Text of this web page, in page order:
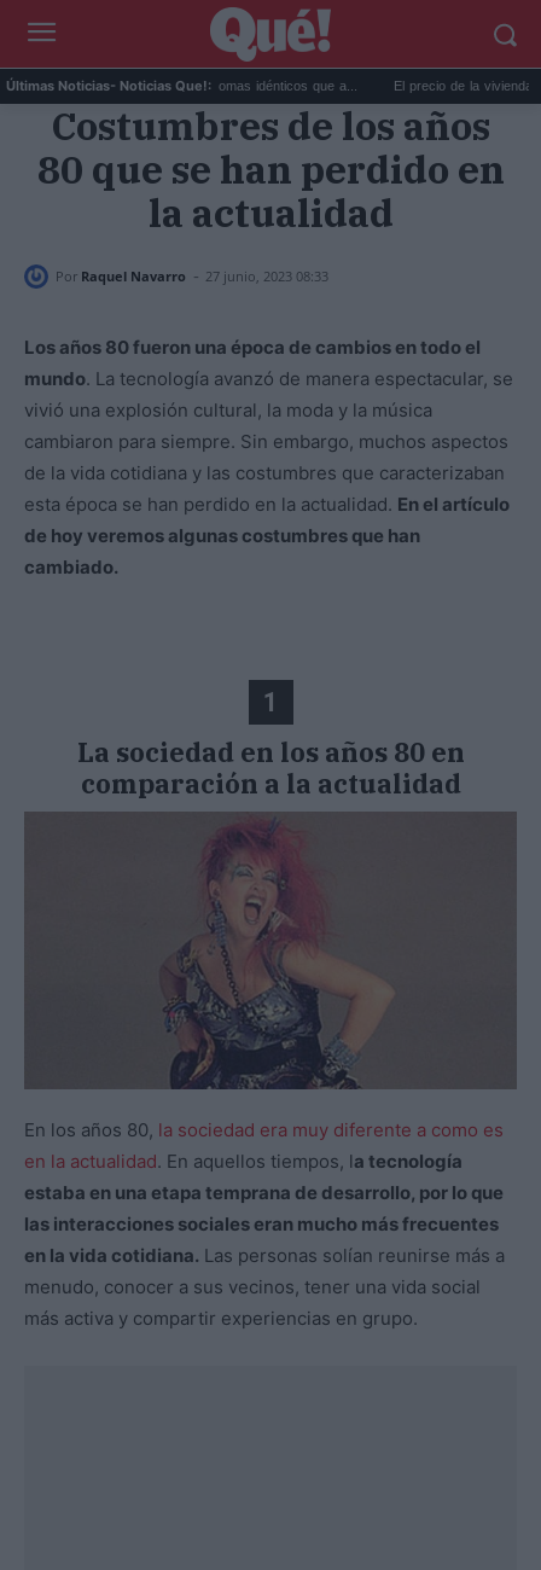
Últimas Noticias- Noticias Que!:
extremo y ansiedad: síntomas idénticos que a... El precio de la vivienda en
Costumbres de los años
80 que se han perdido en
la actualidad
Por Raquel Navarro - 27 junio, 2023 08:33
Los años 80 fueron una época de cambios en todo el
mundo. La tecnología avanzó de manera espectacular, se
vivió una explosión cultural, la moda y la música
cambiaron para siempre. Sin embargo, muchos aspectos
de la vida cotidiana y las costumbres que caracterizaban
esta época se han perdido en la actualidad. En el artículo
de hoy veremos algunas costumbres que han
cambiado.
1
La sociedad en los años 80 en
comparación a la actualidad
En los años 80, la sociedad era muy diferente a como es
en la actualidad. En aquellos tiempos, la tecnología
estaba en una etapa temprana de desarrollo, por lo que
las interacciones sociales eran mucho más frecuentes
en la vida cotidiana. Las personas solían reunirse más a
menudo, conocer a sus vecinos, tener una vida social
más activa y compartir experiencias en grupo.